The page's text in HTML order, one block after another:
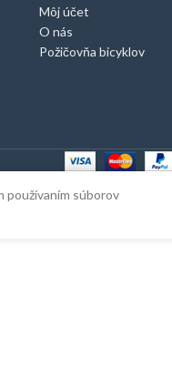
Môj účet
O nás
Požičovňa bicyklov
používaním súborov